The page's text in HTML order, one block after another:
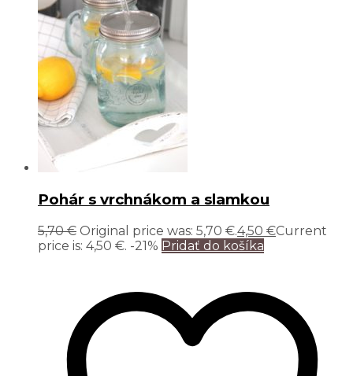
Pohár s vrchnákom a slamkou
5,70€ Original price was: 5,70 €.4,50 €Current
price is: 4,50 €. -21% Pridať do košíka